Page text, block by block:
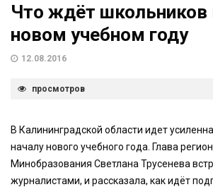
Что ждёт школьников
новом учебном году
12.08.2016
просмотров
В Калининградской области идет
началу нового учебного года. Глава
Минобразования Светлана Трусенева
журналистами, и рассказала, как идёт